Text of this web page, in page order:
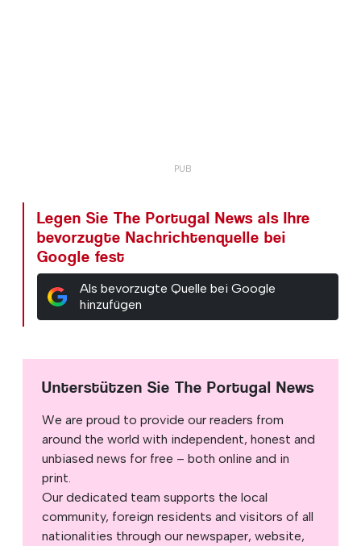
Legen Sie The Portugal News als Ihre
bevorzugte Nachrichtenquelle bei
Google fest
Als bevorzugte Quelle bei Google
hinzufügen
Unterstützen Sie The Portugal News
We are proud to provide our readers from
around the world with independent, honest and
unbiased news for free – both online and in
print.
Our dedicated team supports the local
community, foreign residents and visitors of all
nationalities through our newspaper, website,